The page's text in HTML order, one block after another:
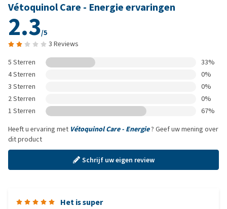
Vétoquinol Care - Energie ervaringen
2.3/5
3 Reviews
5 Sterren
33%
4 Sterren
0%
3 Sterren
0%
2 Sterren
0%
1 Sterren
67%
Heeft u ervaring met Vétoquinol Care - Energie? Geef uw mening over
dit product
Schrijf uw eigen review
Het is super